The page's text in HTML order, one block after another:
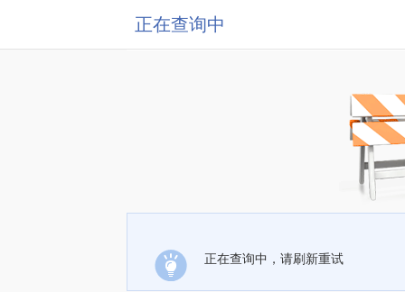
正在查询中
正在查询中，请刷新重试